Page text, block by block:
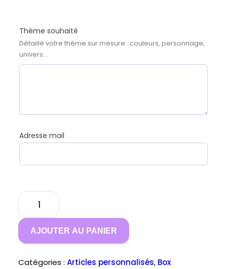
Thème souhaité
Détaillé votre thème sur mesure : couleurs, personnage,
univers...
Adresse mail
quantité
de
Thème
sur
mesure
AJOUTER AU PANIER
Catégories : Articles personnalisés, Box